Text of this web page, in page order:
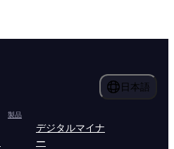
日本語
製品
デジタルマイナ
ー